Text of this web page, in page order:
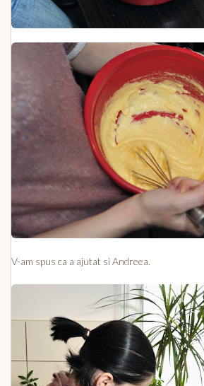
V-am spus ca a ajutat si Andreea.